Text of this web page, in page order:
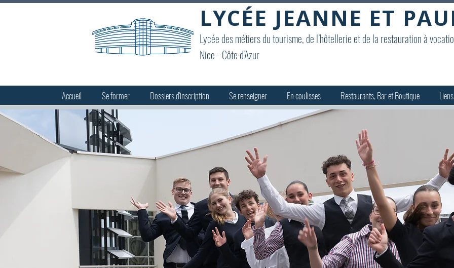
LYCÉE JEANNE ET
Lycée des métiers du tourisme, de l’hôtellerie et de la restauration à
Nice - Côte d'Azur
Accueil Se former Dossiers d'inscription Se renseigner En coulisses Restaurants, Bar et Boutique